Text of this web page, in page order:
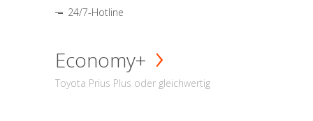
24/7-Hotline
Economy+
Toyota Prius Plus oder gleichwertig